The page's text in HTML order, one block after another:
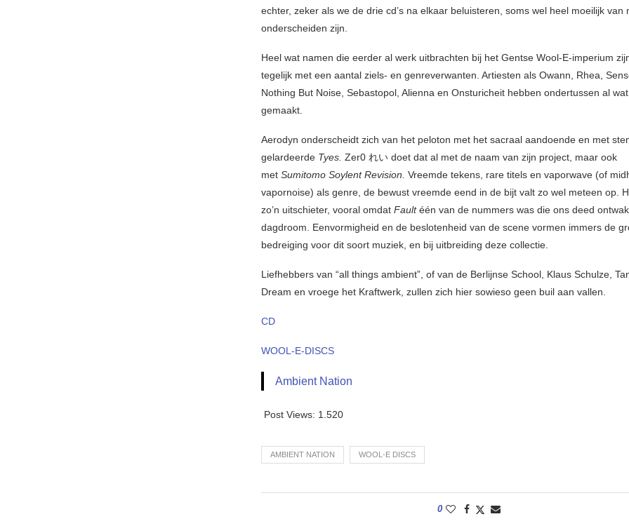
echter, zeker als we de drie cd’s na elkaar beluisteren, soms wel heel moeilijk van
onderscheiden zijn.
Heel wat namen die eerder al werk uitbrachten bij het Gentse Wool-E-imperium
tegelijk met een aantal ziels- en genreverwanten. Artiesten als Owann, Rhea,
Nothing But Noise, Sebastopol, Alienna en Onsturicheit hebben ondertussen al
gemaakt.
Aerodyn onderscheidt zich van het peloton met het sacraal aandoende en met
gelardeerde Tyes. Zer0 れい doet dat al met de naam van zijn project, maar ook
met Sumitomo Soylent Revision. Vreemde tekens, rare titels en vaporwave (of
vapornoise) als genre, de bewust vreemde eend in de bijt valt zo wel meteen op.
zo’n uitschieter, vooral omdat Faultéén van de nummers was die ons deed
dagdroom. Eenvormigheid en de beslotenheid van de scene vormen immers de
bedreiging voor dit soort muziek, en bij uitbreiding deze collectie.
Liefhebbers van “all things ambient”, of van de Berlijnse School, Klaus Schulze,
Dream en vroege het Kraftwerk, zullen zich hier sowieso geen buil aan vallen.
CD
WOOL-E-DISCS
Ambient Nation
Post Views: 1.520
AMBIENT NATION WOOL-E DISCS
0